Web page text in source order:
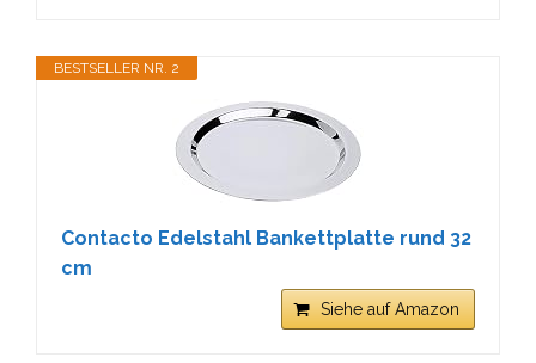
BESTSELLER NR. 2
Contacto Edelstahl Bankettplatte rund 32
cm
Siehe auf Amazon